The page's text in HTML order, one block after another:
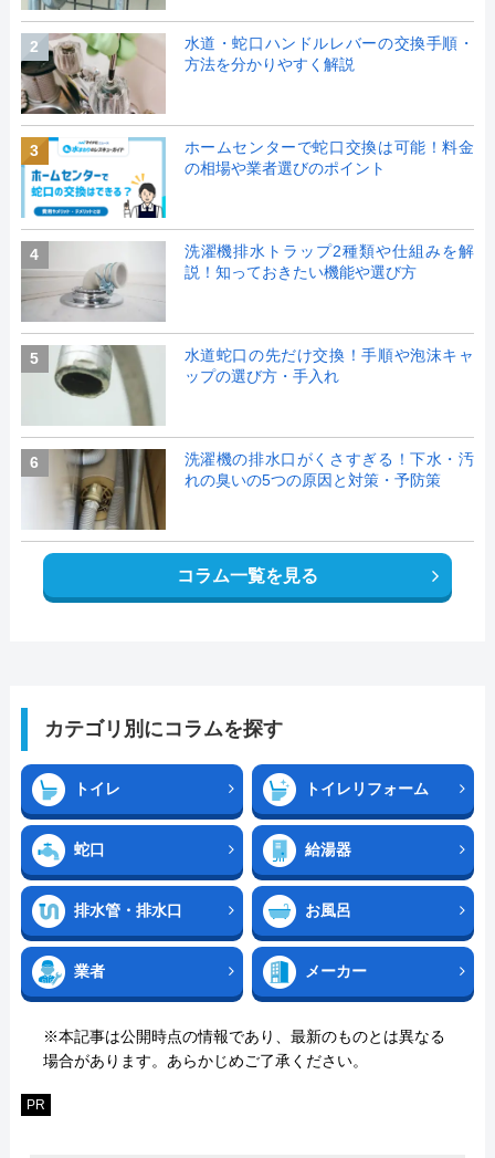
2
水道・蛇口ハンドルレバーの交換手順・
方法を分かりやすく解説
3
ホームセンターで蛇口交換は可能！料金
の相場や業者選びのポイント
4
洗濯機排水トラップ2種類や仕組みを解
説！知っておきたい機能や選び方
5
水道蛇口の先だけ交換！手順や泡沫キャ
ップの選び方・手入れ
6
洗濯機の排水口がくさすぎる！下水・汚
れの臭いの5つの原因と対策・予防策
コラム一覧を見る
カテゴリ別にコラムを探す
トイレ トイレリフォーム
蛇口 給湯器
排水管・排水口 お風呂
業者 メーカー
※本記事は公開時点の情報であり、最新のものとは異なる
場合があります。あらかじめご了承ください。
PR